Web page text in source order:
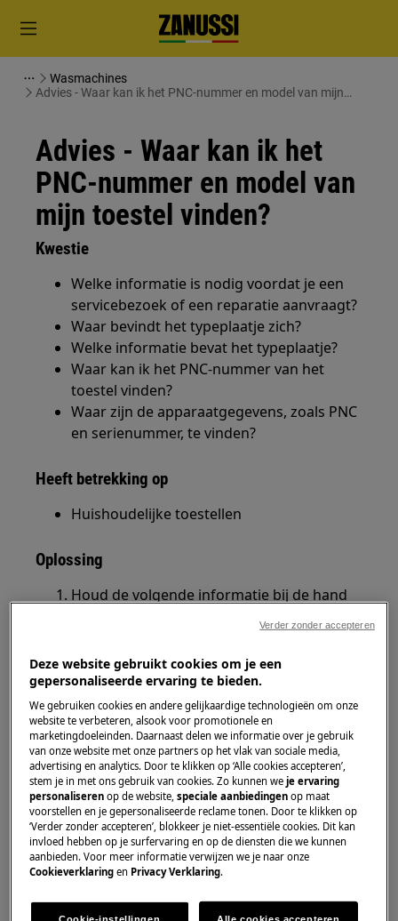
Wasmachines
Advies - Waar kan ik het PNC-nummer en model van mijn
Advies - Waar kan ik het
PNC-nummer en model van
mijn toestel vinden?
Kwestie
Welke informatie is nodig voordat je een
servicebezoek of een reparatie aanvraagt?
Waar bevindt het typeplaatje zich?
Welke informatie bevat het typeplaatje?
Waar kan ik het PNC-nummer van het
toestel vinden?
Waar zijn de apparaatgegevens, zoals PNC
en serienummer, te vinden?
Heeft betrekking op
Huishoudelijke toestellen
Oplossing
Houd de volgende informatie bij de hand
van de fabrikant:
Typeplaatje met het modelnummer,
productnummer (PNC), ELC en
serienummer.
1. Modelnummer
2. Productnummercode (PNC)
3. ML-code
4. Serienummer
Deze website gebruikt cookies om je een
gepersonaliseerde ervaring te bieden.
We gebruiken cookies en andere gelijkaardige technologieën om onze
website te verbeteren, alsook voor promotionele en
marketingdoeleinden. Daarnaast delen we informatie over je gebruik
van onze website met onze partners op het vlak van sociale media,
advertising en analytics. Door te klikken op ‘Alle cookies accepteren’,
stem je in met ons gebruik van cookies. Zo kunnen weje ervaring
personaliseren op de website,speciale aanbiedingen op maat
voorstellen en je gepersonaliseerde reclame tonen. Door te klikken op
‘Verder zonder accepteren’, blokkeer je niet-essentiële cookies. Dit kan
invloed hebben op je surfervaring en op de diensten die we kunnen
aanbieden. Voor meer informatie verwijzen we je naar onze
Cookieverklaring en Privacy Verklaring.
Verder zonder accepteren